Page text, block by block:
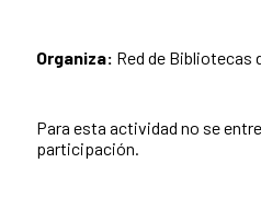
Organiza: Red de Bibliotecas
Para esta actividad no se
participación.